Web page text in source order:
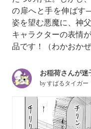
の扉へと手を伸ばす
姿を望む悪魔に、神
キャラクターの表情
品です！（わかおかぜ
お稲荷さんが
byすばるタイガー